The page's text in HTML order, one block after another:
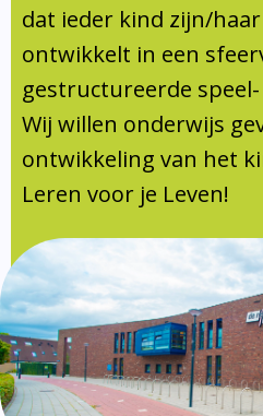
Schoolvakanties
Ouderraad
Documentatie
Formulieren
SIKO
Samenwerkingen
dat ieder kind zijn/
ontwikkelt in een
gestructureerde
Wij willen onderwijs
ontwikkeling van het
Leren voor je Leven!